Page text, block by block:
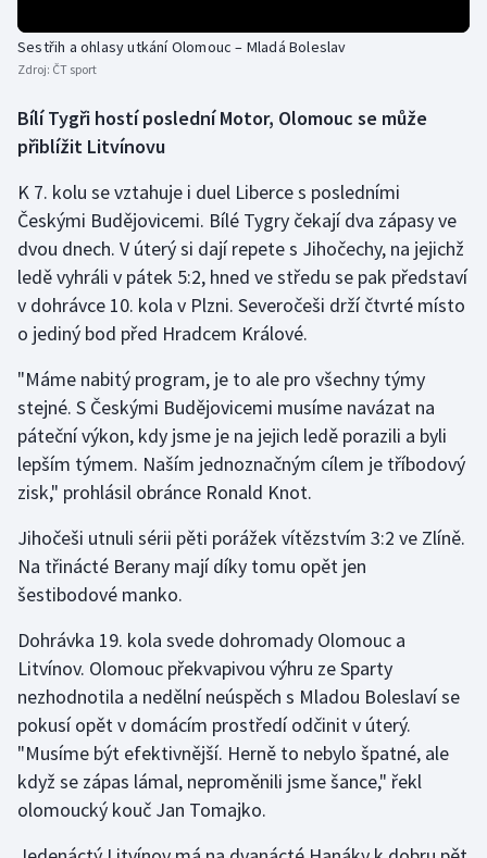
Sestřih a ohlasy utkání Olomouc – Mladá Boleslav
Zdroj: ČT sport
Bílí Tygři hostí poslední Motor, Olomouc se může
přiblížit Litvínovu
K 7. kolu se vztahuje i duel Liberce s posledními
Českými Budějovicemi. Bílé Tygry čekají dva zápasy ve
dvou dnech. V úterý si dají repete s Jihočechy, na jejichž
ledě vyhráli v pátek 5:2, hned ve středu se pak představí
v dohrávce 10. kola v Plzni. Severočeši drží čtvrté místo
o jediný bod před Hradcem Králové.
"Máme nabitý program, je to ale pro všechny týmy
stejné. S Českými Budějovicemi musíme navázat na
páteční výkon, kdy jsme je na jejich ledě porazili a byli
lepším týmem. Naším jednoznačným cílem je tříbodový
zisk," prohlásil obránce Ronald Knot.
Jihočeši utnuli sérii pěti porážek vítězstvím 3:2 ve Zlíně.
Na třinácté Berany mají díky tomu opět jen
šestibodové manko.
Dohrávka 19. kola svede dohromady Olomouc a
Litvínov. Olomouc překvapivou výhru ze Sparty
nezhodnotila a nedělní neúspěch s Mladou Boleslaví se
pokusí opět v domácím prostředí odčinit v úterý.
"Musíme být efektivnější. Herně to nebylo špatné, ale
když se zápas lámal, neproměnili jsme šance," řekl
olomoucký kouč Jan Tomajko.